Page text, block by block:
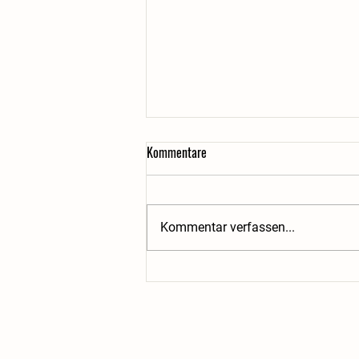
Unser Weg zur Hofschlachtung - Teil
Kommentare
Kommentar verfassen...